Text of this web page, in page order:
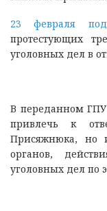
23 февраля
протестующих
уголовных дел в
В переданном ГПУ
привлечь к
Присяжнюка, но
органов,
уголовных дел по